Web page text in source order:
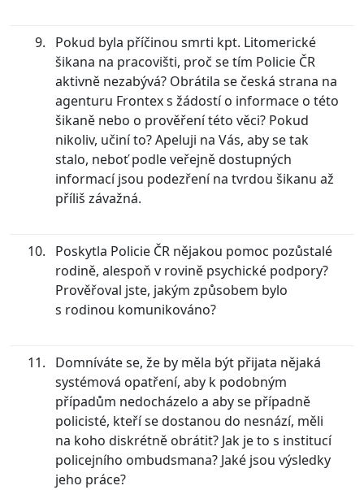
Pokud byla příčinou smrti kpt. Litomerické
šikana na pracovišti, proč se tím Policie ČR
aktivně nezabývá? Obrátila se česká strana na
agenturu Frontex s žádostí o informace o této
šikaně nebo o prověření této věci? Pokud
nikoliv, učiní to? Apeluji na Vás, aby se tak
stalo, neboť podle veřejně dostupných
informací jsou podezření na tvrdou šikanu až
příliš závažná.
Poskytla Policie ČR nějakou pomoc pozůstalé
rodině, alespoň v rovině psychické podpory?
Prověřoval jste, jakým způsobem bylo
s rodinou komunikováno?
Domníváte se, že by měla být přijata nějaká
systémová opatření, aby k podobným
případům nedocházelo a aby se případně
policisté, kteří se dostanou do nesnází, měli
na koho diskrétně obrátit? Jak je to s institucí
policejního ombudsmana? Jaké jsou výsledky
jeho práce?